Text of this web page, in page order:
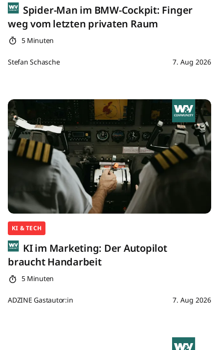
Spider-Man im BMW-Cockpit: Finger
weg vom letzten privaten Raum
5 Minuten
Stefan Schasche 7. Aug 2026
KI & TECH
KI im Marketing: Der Autopilot
braucht Handarbeit
5 Minuten
ADZINE Gastautor:in 7. Aug 2026